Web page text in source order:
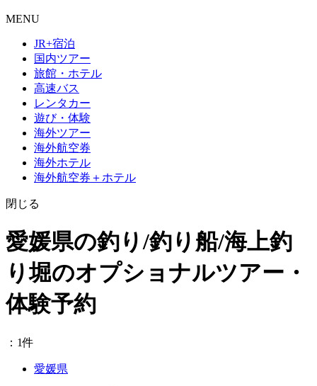
MENU
JR+宿泊
国内ツアー
旅館・ホテル
高速バス
レンタカー
遊び・体験
海外ツアー
海外航空券
海外ホテル
海外航空券＋ホテル
閉じる
愛媛県の釣り/釣り船/海上釣
り堀のオプショナルツアー・
体験予約
：1件
愛媛県